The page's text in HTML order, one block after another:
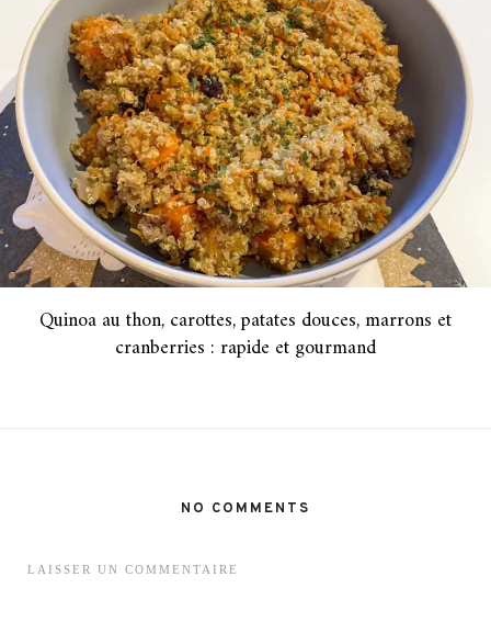
Quinoa au thon, carottes, patates douces, marrons et
cranberries : rapide et gourmand
NO COMMENTS
LAISSER UN COMMENTAIRE